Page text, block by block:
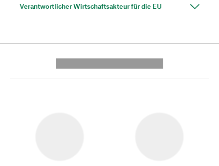
Verantwortlicher Wirtschaftsakteur für die EU